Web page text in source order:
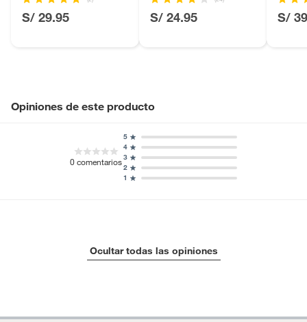
S/ 29.95 S/ 24.95 S/
Opiniones de este producto
0comentarios
1
2
3
4
5
Ocultar todas las opiniones